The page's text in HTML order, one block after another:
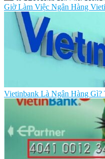
Giờ Làm Việc Ngân Hàng
Vietinbank Là Ngân Hàng